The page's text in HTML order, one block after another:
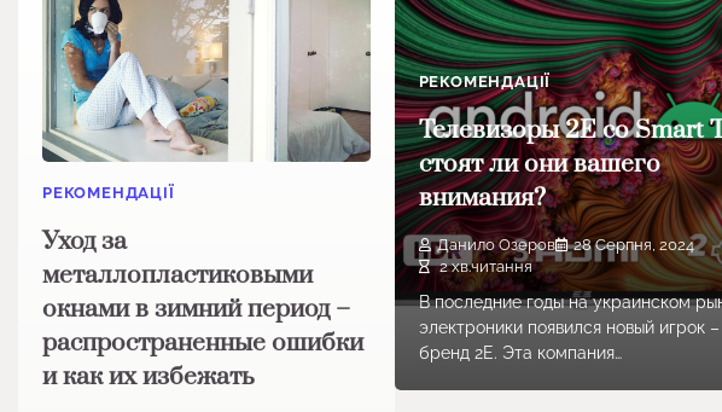
РЕКОМЕНДАЦІЇ
Уход за
металлопластиковыми
окнами в зимний период –
распространенные ошибки
и как их избежать
РЕКОМЕНДАЦІЇ
Телевизоры 2E со Smart
стоят ли они вашего
внимания?
Данило Озеров
28 Серпня, 2024
2 хв.читання
В последние годы на украинском
электроники появился новый игрок –
бренд 2E. Эта компания…